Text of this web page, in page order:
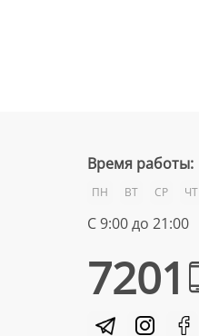
Время работы:
ПН ВТ СР ЧТ
С 9:00 до 21:00
7201